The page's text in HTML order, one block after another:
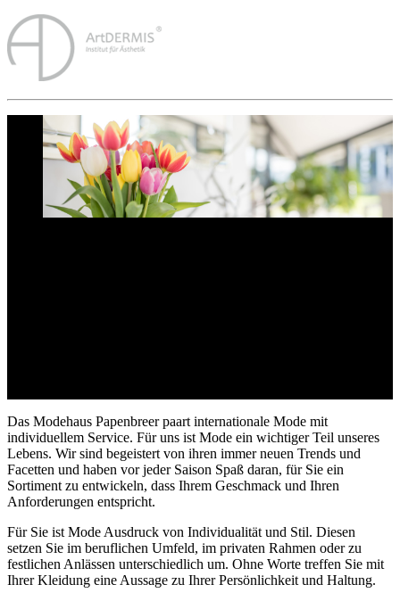
Das Modehaus Papenbreer paart internationale Mode mit
individuellem Service. Für uns ist Mode ein wichtiger Teil unseres
Lebens. Wir sind begeistert von ihren immer neuen Trends und
Facetten und haben vor jeder Saison Spaß daran, für Sie ein
Sortiment zu entwickeln, dass Ihrem Geschmack und Ihren
Anforderungen entspricht.
Für Sie ist Mode Ausdruck von Individualität und Stil. Diesen
setzen Sie im beruflichen Umfeld, im privaten Rahmen oder zu
festlichen Anlässen unterschiedlich um. Ohne Worte treffen Sie mit
Ihrer Kleidung eine Aussage zu Ihrer Persönlichkeit und Haltung.